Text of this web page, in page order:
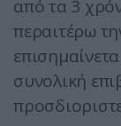
από τα 3
περαιτέρω
συνολική